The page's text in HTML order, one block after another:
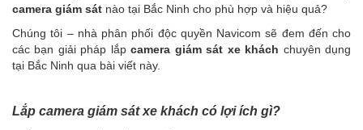
camera giám sát nào tại Bắc Ninh cho phù hợp và hiệu quả?
Chúng tôi – nhà phân phối độc quyền Navicom sẽ đem đến cho
các bạn giải pháp lắpcamera giám sát xe khách chuyên dụng
tại Bắc Ninh qua bài viết này.
Lắp camera giám sát xe khách có lợi ích gì?